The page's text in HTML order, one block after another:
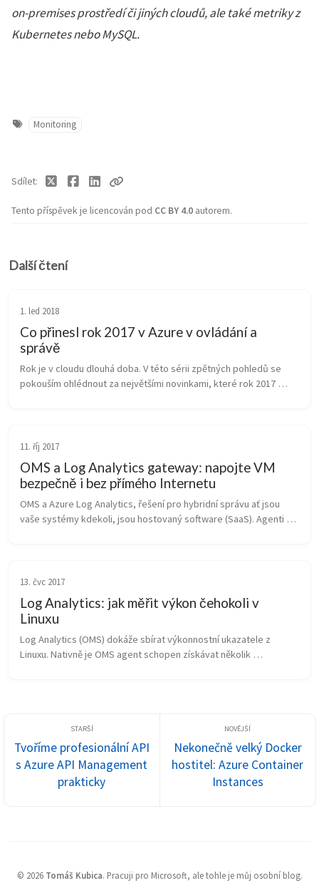
on-premises prostředí či jiných cloudů, ale také metriky z
Kubernetes nebo MySQL.
Monitoring
Tento příspěvek je licencován pod CC BY 4.0 autorem.
Sdílet
Další čtení
1. led 2018
Co přinesl rok 2017 v Azure v ovládání a
správě
Rok je v cloudu dlouhá doba. V této sérii zpětných pohledů se
pokouším ohlédnout za největšími novinkami, které rok 2017
11. říj 2017
OMS a Log Analytics gateway: napojte VM
bezpečně i bez přímého Internetu
OMS a Azure Log Analytics, řešení pro hybridní správu ať jsou
vaše systémy kdekoli, jsou hostovaný software (SaaS). Agenti v
13. čvc 2017
Log Analytics: jak měřit výkon čehokoli v
Linuxu
Log Analytics (OMS) dokáže sbírat výkonnostní ukazatele z
Linuxu. Nativně je OMS agent schopen získávat několik
Tvoříme profesionální API
s Azure API Management
prakticky
Nekonečně velký Docker
hostitel: Azure Container
Instances
© 2026 Tomáš Kubica. Pracuji pro Microsoft, ale tohle je můj osobní blog.